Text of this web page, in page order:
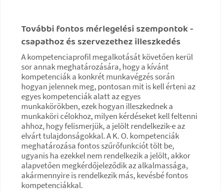
További fontos mérlegelési szempontok -
csapathoz és szervezethez illeszkedés
A kompetenciaprofil megalkotását követően kerül
sor annak meghatározására, hogy a kívánt
kompetenciák a konkrét munkavégzés során
hogyan jelennek meg, pontosan mit is kell érteni az
egyes kompetenciák alatt az egyes
munkakörökben, ezek hogyan illeszkednek a
munkaköri célokhoz, milyen kérdéseket kell feltenni
ahhoz, hogy felismerjük, a jelölt rendelkezik-e az
elvárt tulajdonságokkal. A K. O. kompetenciák
meghatározása fontos szűrőfunkciót tölt be,
ugyanis ha ezekkel nem rendelkezik a jelölt, akkor
alapvetően megkérdőjeleződik az alkalmassága,
akármennyire is rendelkezik más, kevésbé fontos
kompetenciákkal.